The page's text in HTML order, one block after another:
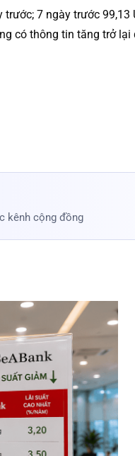
7 ngày trước
có thông tin tăng trở
kênh cộng đồng